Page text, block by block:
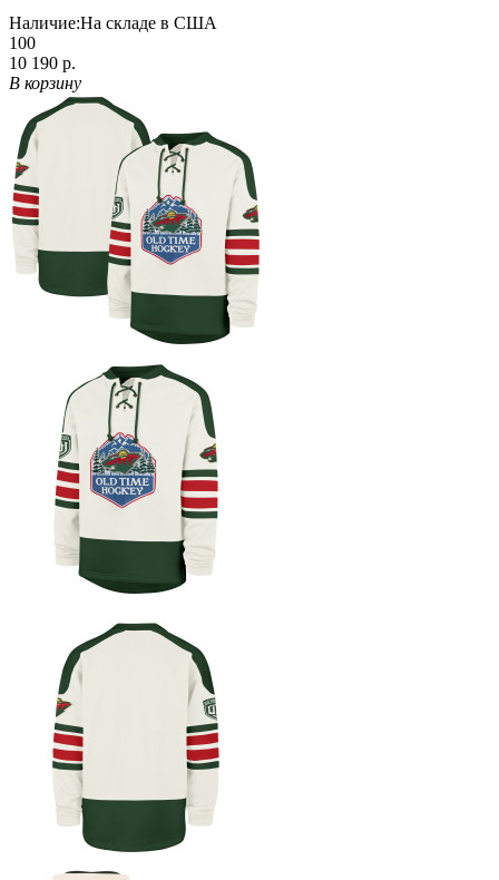
Наличие:На складе в США
100
10 190 р.
В корзину